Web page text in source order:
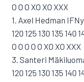
O O O XO XO XXX
1. Axel Hedman
120 125 130 135 140
O O O O O XO XO XXX
3. Santeri
120 125 130 135 140